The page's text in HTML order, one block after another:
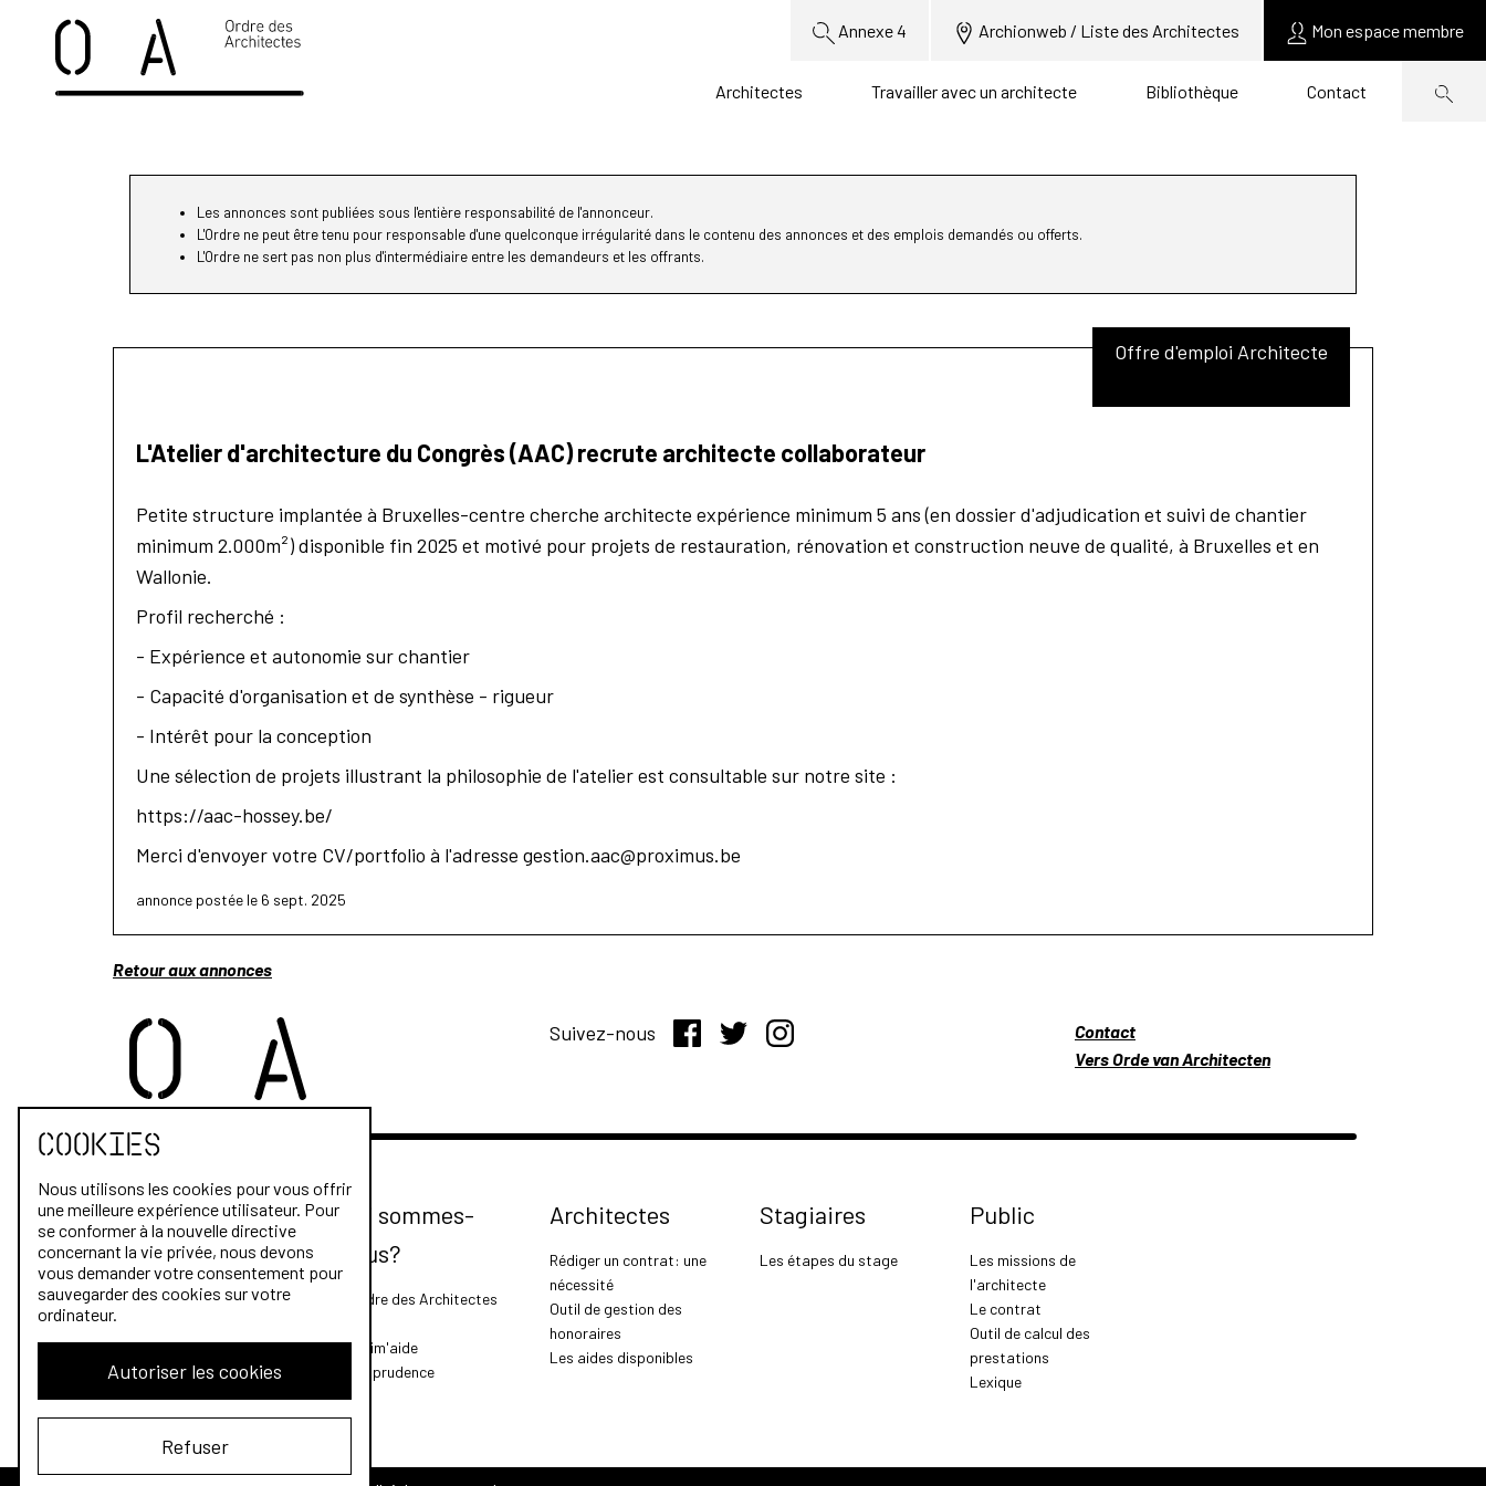
Annexe 4 Archionweb / Liste des Architectes Mon espace membre
Architectes Travailler avec un architecte Bibliothèque Contact
Les annonces sont publiées sous l'entière responsabilité de l'annonceur.
L'Ordre ne peut être tenu pour responsable d'une quelconque irrégularité dans le contenu des annonces et des emplois demandés ou offerts.
L'Ordre ne sert pas non plus d'intermédiaire entre les demandeurs et les offrants.
Offre d'emploi Architecte
L'Atelier d'architecture du Congrès (AAC) recrute architecte collaborateur
Petite structure implantée à Bruxelles-centre cherche architecte expérience minimum 5 ans (en dossier d'adjudication et suivi de chantier
minimum 2.000m²) disponible fin 2025 et motivé pour projets de restauration, rénovation et construction neuve de qualité, à Bruxelles et en
Wallonie.
Profil recherché :
- Expérience et autonomie sur chantier
- Capacité d'organisation et de synthèse - rigueur
- Intérêt pour la conception
Une sélection de projets illustrant la philosophie de l'atelier est consultable sur notre site :
https://aac-hossey.be/
Merci d'envoyer votre CV/portfolio à l'adresse gestion.aac@proximus.be
annonce postée le 6 sept. 2025
Retour aux annonces
Suivez-nous
Contact
Vers Orde van Architecten
Qui sommes-
nous?
L'Ordre des Architectes
Archim'aide
Jurisprudence
Architectes
Rédiger un contrat: une
nécessité
Outil de gestion des
honoraires
Les aides disponibles
Stagiaires
Les étapes du stage
Public
Les missions de
l'architecte
Le contrat
Outil de calcul des
prestations
Lexique
Cookies
Nous utilisons les cookies pour vous offrir
une meilleure expérience utilisateur. Pour
se conformer à la nouvelle directive
concernant la vie privée, nous devons
vous demander votre consentement pour
sauvegarder des cookies sur votre
ordinateur.
Autoriser les cookies
Refuser